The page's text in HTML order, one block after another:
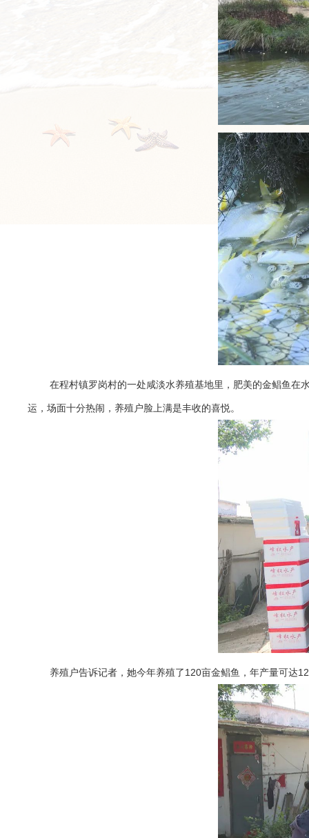
在程村镇罗岗村的一处咸淡水养殖基地里，肥美的金鲳鱼在
运，场面十分热闹，养殖户脸上满是丰收的喜悦。
养殖户告诉记者，她今年养殖了120亩金鲳鱼，年产量可达